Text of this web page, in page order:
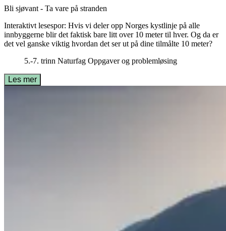
Bli sjøvant - Ta vare på stranden
Interaktivt lesespor: Hvis vi deler opp Norges kystlinje på alle
innbyggerne blir det faktisk bare litt over 10 meter til hver. Og da er
det vel ganske viktig hvordan det ser ut på dine tilmålte 10 meter?
5.-7. trinn Naturfag Oppgaver og problemløsing
Les mer